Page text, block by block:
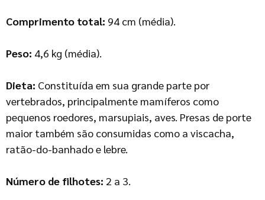
Comprimento total: 94 cm (média).
Peso: 4,6 kg (média).
Dieta: Constituída em sua grande parte por
vertebrados, principalmente mamíferos como
pequenos roedores, marsupiais, aves. Presas de porte
maior também são consumidas como a viscacha,
ratão-do-banhado e lebre.
Número de filhotes: 2 a 3.